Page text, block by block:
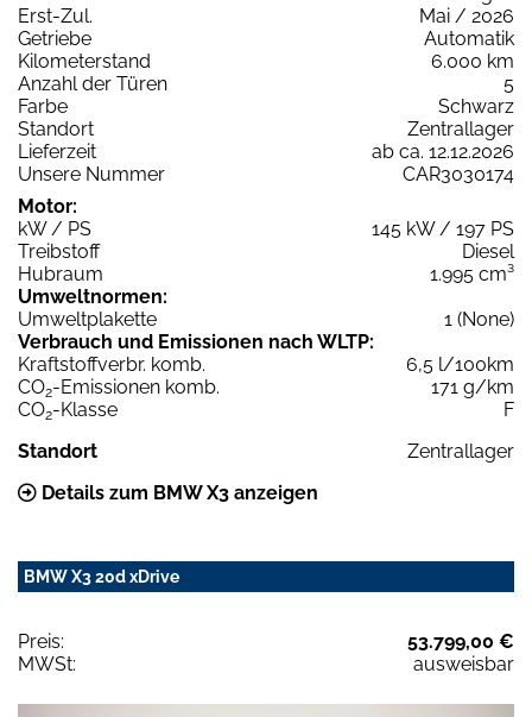
Erst-Zul.
Mai / 2026
Getriebe
Automatik
Kilometerstand
6.000 km
Anzahl der Türen
5
Farbe
Schwarz
Standort
Zentrallager
Lieferzeit
ab ca. 12.12.2026
Unsere Nummer
CAR3030174
Motor:
kW / PS
145 kW / 197 PS
Treibstoff
Diesel
Hubraum
1.995 cm³
Umweltnormen:
Umweltplakette
1 (None)
Verbrauch und Emissionen nach WLTP:
Kraftstoffverbr. komb.
6,5 l/100km
CO2-Emissionen komb.
171 g/km
CO2-Klasse
F
Standort
Zentrallager
Details zum BMW X3 anzeigen
BMW X3 20d xDrive
Preis:
53.799,00 €
MWSt:
ausweisbar